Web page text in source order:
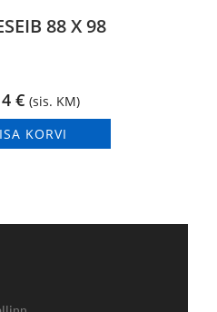
88 X 98
€ (sis. KM)
KORVI